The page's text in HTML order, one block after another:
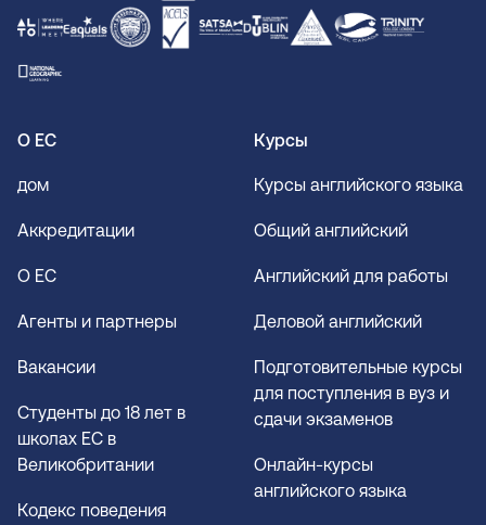
О ЕС
дом
Аккредитации
О EC
Агенты и партнеры
Вакансии
Студенты до 18 лет в
школах EC в
Великобритании
Кодекс поведения
Курсы
Курсы английского языка
Общий английский
Английский для работы
Деловой английский
Подготовительные курсы
для поступления в вуз и
сдачи экзаменов
Онлайн-курсы
английского языка